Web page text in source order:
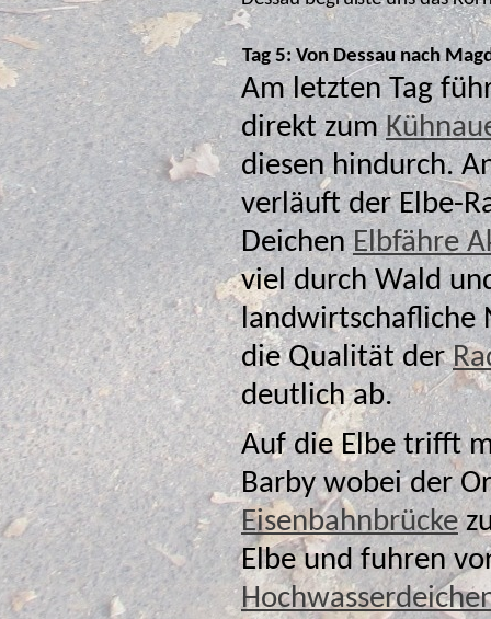
Tag 5: Von Dessau nach
Am letzten Tag
direkt zum
diesen hindurch.
verläuft der Elbe-
DeichenElbfähre
viel durch Wald und Feld und sind häufig
landwirtschafliche
die Qualität der
deutlich ab.
Auf die Elbe trifft
Barby wobei der
Eisenbahnbrückezu erreichen ist. Wir blieben rechts der
Elbe und